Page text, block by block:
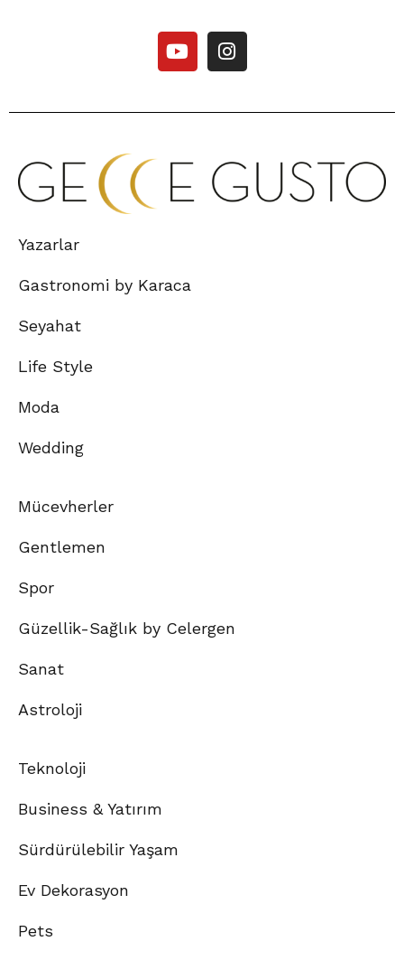
Yazarlar
Gastronomi by Karaca
Seyahat
Life Style
Moda
Wedding
Mücevherler
Gentlemen
Spor
Güzellik-Sağlık by Celergen
Sanat
Astroloji
Teknoloji
Business & Yatırım
Sürdürülebilir Yaşam
Ev Dekorasyon
Pets